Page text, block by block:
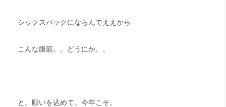
シックスパックにならんでええから
こんな腹筋。。どうにか。。
と。願いを込めて。今年こそ。